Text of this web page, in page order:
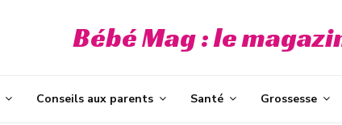
Bébé Mag : le
Conseils aux parents Santé Grossesse